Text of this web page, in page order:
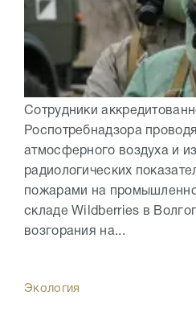
Сотрудники
Роспотребнадзора
атмосферного воздуха и
радиологических
пожарами на
складе Wildberries в
возгорания на...
Экология